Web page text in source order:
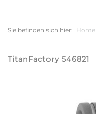
Sie befinden sich hier: Home
TitanFactory 546821